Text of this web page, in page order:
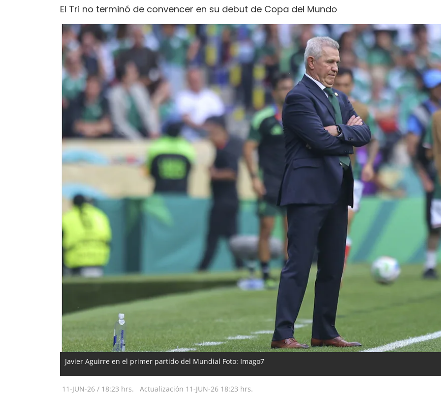
El Tri no terminó de convencer en su debut de Copa del Mundo
Javier Aguirre en el primer partido del Mundial Foto: Imago7
11-JUN-26 / 18:23 hrs. Actualización 11-JUN-26 18:23 hrs.